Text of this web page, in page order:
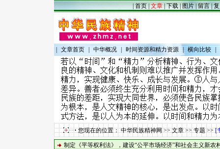
|首页|文章|下载| 图片|留言|
文章首页 中华概况 时间资源和精力资源 | 横向比较
您现在的位置：中华民族精神网>>文章>>专题>>[
制定《平等权利法》，建设“公平市场经济”和社会主义新